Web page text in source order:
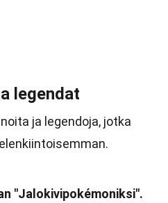
legendat
ja legendoja, jotka
"Jalokivipokémoniksi".